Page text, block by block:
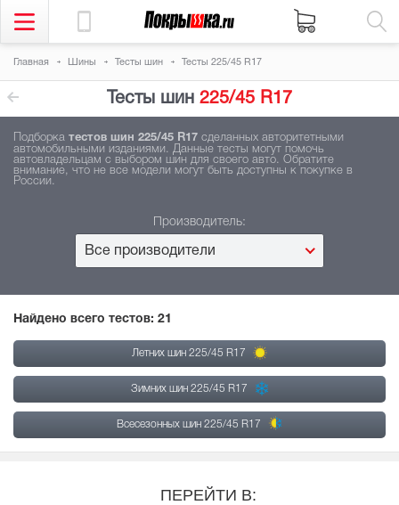
Главная Шины Тесты шин Тесты 225/45 R17
Тесты шин 225/45 R17
Подборка тестов шин 225/45 R17 сделанных авторитетными
автомобильными изданиями. Данные тесты могут помочь
автовладельцам с выбором шин для своего авто. Обратите
внимание, что не все модели могут быть доступны к покупке в
России.
Производитель:
Все производители
Найдено всего тестов: 21
Летних шин 225/45 R17
Зимних шин 225/45 R17
Всесезонных шин 225/45 R17
ПЕРЕЙТИ В: